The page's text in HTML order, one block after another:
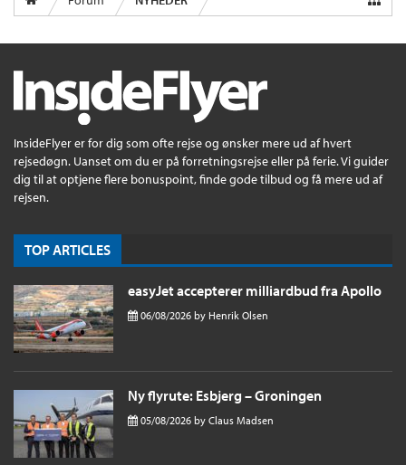
InsideFlyer er for dig som ofte rejse og ønsker mere ud af hvert
rejsedøgn. Uanset om du er på forretningsrejse eller på ferie. Vi guider
dig til at optjene flere bonuspoint, finde gode tilbud og få mere ud af
rejsen.
TOP ARTICLES
easyJet accepterer milliardbud fra Apollo
06/08/2026 by Henrik Olsen
Ny flyrute: Esbjerg – Groningen
05/08/2026 by Claus Madsen